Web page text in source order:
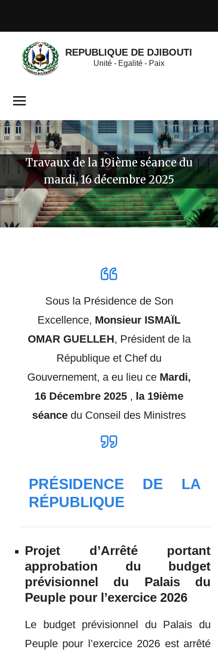
REPUBLIQUE DE DJIBOUTI
Unité - Egalité - Paix
Travaux de la 19ième séance du
mardi, 16 décembre 2025
Sous la Présidence de Son
Excellence, Monsieur ISMAÏL
OMAR GUELLEH, Président de la
République et Chef du
Gouvernement, a eu lieu ce Mardi,
16 Décembre 2025 , la 19ième
séance du Conseil des Ministres
PRÉSIDENCE DE LA
RÉPUBLIQUE
Projet d’Arrêté portant
approbation du budget
prévisionnel du Palais du
Peuple pour l’exercice 2026
Le budget prévisionnel du Palais du
Peuple pour l’exercice 2026 est arrêté